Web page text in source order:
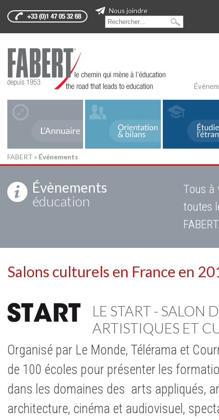
Nous joindre
FABERT » Événements
Évènements
éducation
Tous à
toutes
Salons culturels en France en
LE START - SALON
ARTISTIQUES ET
Organisé par Le Monde, Télérama et
de 100 écoles pour présenter les
dans les domaines des arts appliqués,
architecture, cinéma et audiovisuel,